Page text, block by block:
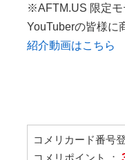
※AFTM.US 限定モ
YouTuberの皆様に
紹介動画はこちら
コメリカード番号
コメリポイント ：